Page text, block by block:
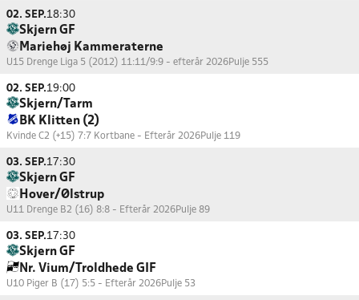
02. SEP.18:30
Skjern GF
Mariehøj Kammeraterne
U15 Drenge Liga 5 (2012) 11:11/9:9 - efterår 2026Pulje 555
02. SEP.19:00
Skjern/Tarm
BK Klitten (2)
Kvinde C2 (+15) 7:7 Kortbane - Efterår 2026Pulje 119
03. SEP.17:30
Skjern GF
Hover/Ølstrup
U11 Drenge B2 (16) 8:8 - Efterår 2026Pulje 89
03. SEP.17:30
Skjern GF
Nr. Vium/Troldhede GIF
U10 Piger B (17) 5:5 - Efterår 2026Pulje 53